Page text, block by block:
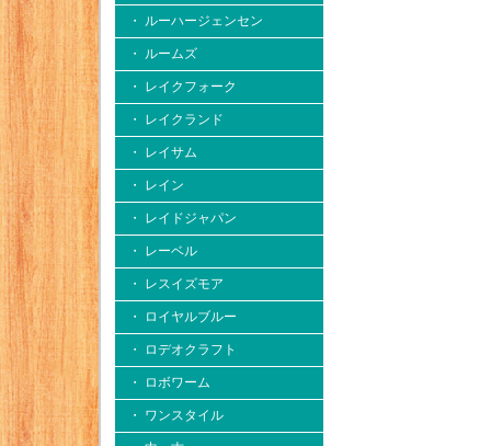
・ ルーハージェンセン
・ ルームズ
・ レイクフォーク
・ レイクランド
・ レイサム
・ レイン
・ レイドジャパン
・ レーベル
・ レスイズモア
・ ロイヤルブルー
・ ロデオクラフト
・ ロボワーム
・ ワンスタイル